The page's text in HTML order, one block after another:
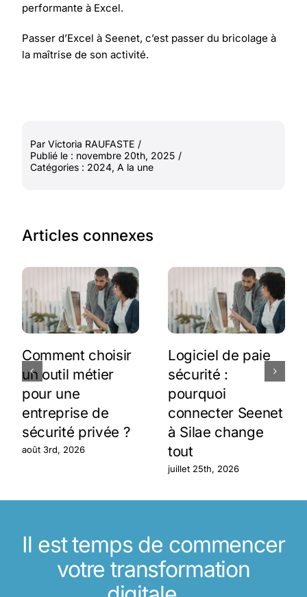
performante à Excel.
Passer d’Excel à Seenet, c’est passer du bricolage à
la maîtrise de son activité.
Par Victoria RAUFASTE /
Publié le : novembre 20th, 2025 /
Catégories : 2024, A la une
Articles connexes
Comment choisir
un outil métier
pour une
entreprise de
sécurité privée ?
août 3rd, 2026
Logiciel de paie
sécurité :
pourquoi
connecter Seenet
à Silae change
tout
juillet 25th, 2026
Il est temps de commencer
votre transformation